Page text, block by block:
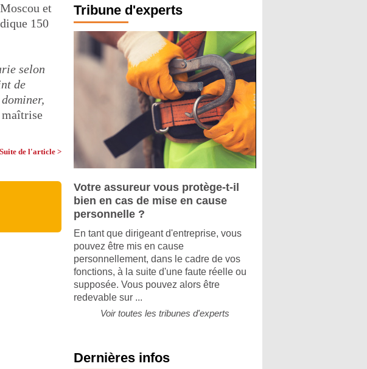
et
150
selon
de
Suite de l'article >
Tribune d'experts
Votre assureur vous protège-t-il
bien en cas de mise en cause
personnelle ?
En tant que dirigeant d'entreprise, vous
pouvez être mis en cause
personnellement, dans le cadre de vos
fonctions, à la suite d'une faute réelle ou
supposée. Vous pouvez alors être
redevable sur ...
Voir toutes les tribunes d'experts
Dernières infos